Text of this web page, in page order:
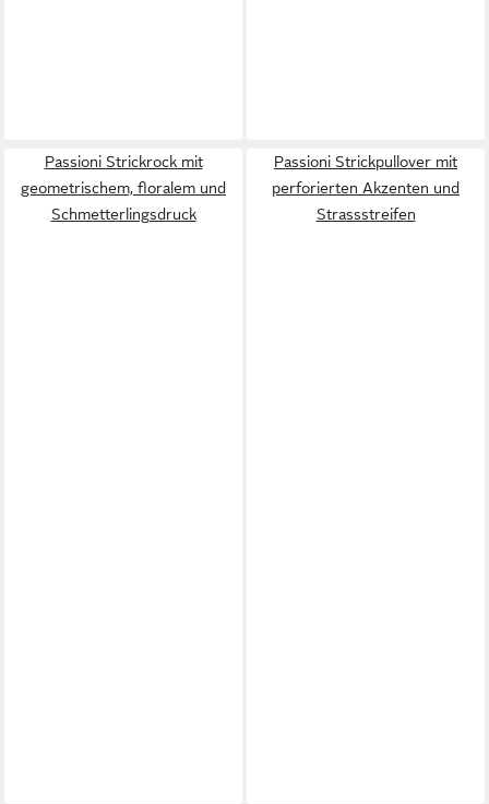
Passioni Strickrock mit
geometrischem, floralem und
Schmetterlingsdruck
Passioni Strickpullover mit
perforierten Akzenten und
Strassstreifen